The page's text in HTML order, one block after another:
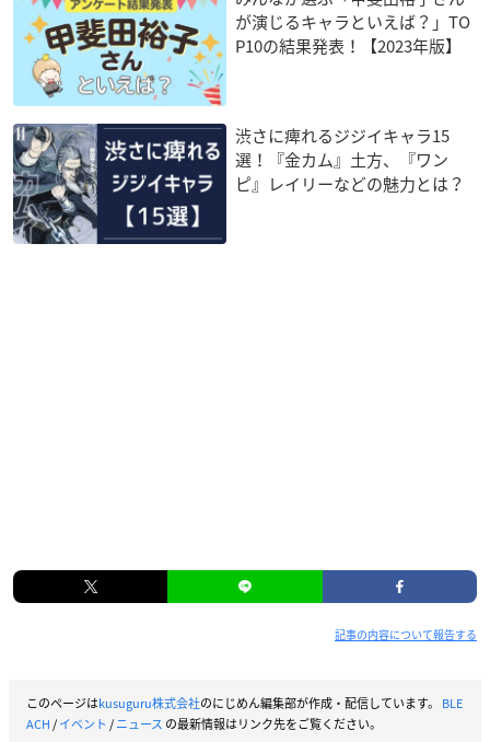
が演じるキャラといえば？」TO
P10の結果発表！【2023年版】
渋さに痺れるジジイキャラ15
選！『金カム』土方、『ワン
ピ』レイリーなどの魅力とは？
記事の内容について報告する
このページはkusuguru株式会社のにじめん編集部が作成・配信しています。 BLE
ACH/イベント /ニュース の最新情報はリンク先をご覧ください。